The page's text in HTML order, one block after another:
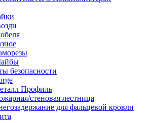
безопасности
Профиль
стеновая лестница
для фальцевой кровли